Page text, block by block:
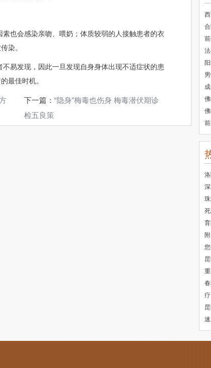
也会感染亲吻、喂奶；体质较弱的人接触患者的衣
染。
易发现，因此一旦发现自身身体出现不适症状的患
最佳时机。
下一篇： “隐身”梅毒也伤身 梅毒潜伏期诊
检五良策